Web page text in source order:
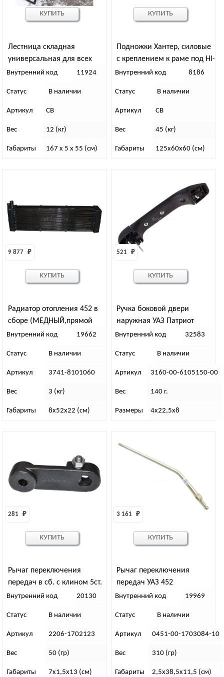
Лестница складная
универсальная для всех
видов багажников
Внутренний код 11924
Статус В наличии
Артикул СВ
Вес 12 (кг)
Габариты 167 x 5 x 55 (см)
КУПИТЬ
Подножки Хантер, силовые
с креплением к раме под HI-
JACK
Внутренний код 8186
Статус В наличии
Артикул СВ
Вес 45 (кг)
Габариты 125х60х60 (см)
КУПИТЬ
Радиатор отопления 452 в
сборе (МЕДНЫЙ,прямой
патр.) d-16 (73-8101060-10)
9 877 ₽
Внутренний код 19662
Статус В наличии
Артикул 3741-8101060
Вес 3 (кг)
Габариты 8х52х22 (см)
КУПИТЬ
Ручка боковой двери
наружная УАЗ Патриот
(правая)
521 ₽
Внутренний код 32583
Статус В наличии
Артикул 3160-00-6105150-00
Вес 140 г.
Размеры 4х22,5х8
КУПИТЬ
Рычаг переключения
передач в сб. с клином 5ст.
КПП (флажок прямой)
281 ₽
Внутренний код 20130
Статус В наличии
Артикул 2206-1702123
Вес 50 (гр)
Габариты 7х1,5х13 (см)
КУПИТЬ
Рычаг переключения
передач УАЗ 452
3 161 ₽
Внутренний код 19969
Статус В наличии
Артикул 0451-00-1703084-10
Вес 310 (гр)
Габариты 2,5х38,5х11,5 (см)
КУПИТЬ